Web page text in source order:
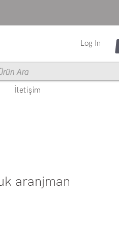
Log In
İletişim
aranjman